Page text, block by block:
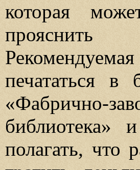
которая
прояснить
печататься в
библиотека»
полагать, что